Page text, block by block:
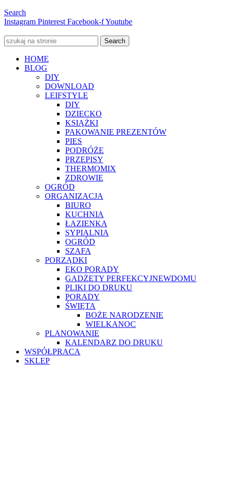
Search
Instagram Pinterest Facebook-fYoutube
Search
HOME
BLOG
DIY
DOWNLOAD
LEIFSTYLE
DIY
DZIECKO
KSIĄŻKI
PAKOWANIE PREZENTÓW
PIES
PODRÓŻE
PRZEPISY
THERMOMIX
ZDROWIE
OGRÓD
ORGANIZACJA
BIURO
KUCHNIA
ŁAZIENKA
SYPIALNIA
OGRÓD
SZAFA
PORZĄDKI
EKO PORADY
GADŻETY PERFEKCYJNEWDOMU
PLIKI DO DRUKU
PORADY
ŚWIĘTA
BOŻE NARODZENIE
WIELKANOC
PLANOWANIE
KALENDARZ DO DRUKU
WSPÓŁPRACA
SKLEP